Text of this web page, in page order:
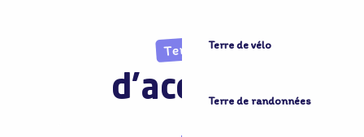
Terre de vélo
Terre de randonnées
Terre
d'accueil